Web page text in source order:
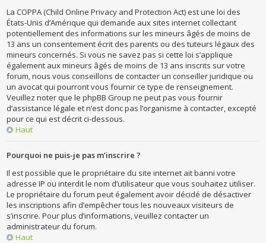
La COPPA (Child Online Privacy and Protection Act) est une loi des
États-Unis d’Amérique qui demande aux sites internet collectant
potentiellement des informations sur les mineurs âgés de moins de
13 ans un consentement écrit des parents ou des tuteurs légaux des
mineurs concernés. Si vous ne savez pas si cette loi s’applique
également aux mineurs âgés de moins de 13 ans inscrits sur votre
forum, nous vous conseillons de contacter un conseiller juridique ou
un avocat qui pourront vous fournir ce type de renseignement.
Veuillez noter que le phpBB Group ne peut pas vous fournir
d’assistance légale et n’est donc pas l’organisme à contacter, excepté
pour ce qui est décrit ci-dessous.
Haut
Pourquoi ne puis-je pas m’inscrire ?
Il est possible que le propriétaire du site internet ait banni votre
adresse IP ou interdit le nom d’utilisateur que vous souhaitez utiliser.
Le propriétaire du forum peut également avoir décidé de désactiver
les inscriptions afin d’empêcher tous les nouveaux visiteurs de
s’inscrire. Pour plus d’informations, veuillez contacter un
administrateur du forum.
Haut